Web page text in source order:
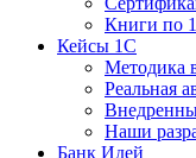
Книги по
Кейсы 1С
Методика
Реальная
Наши
Банк Идей